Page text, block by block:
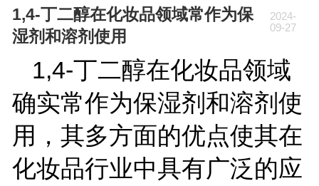
1,4-丁二醇在化妆品领域常作为保
湿剂和溶剂使用
2024-
09-27
1,4-丁二醇在化妆品领域
确实常作为保湿剂和溶剂使
用，其多方面的优点使其在
化妆品行业中具有广泛的应